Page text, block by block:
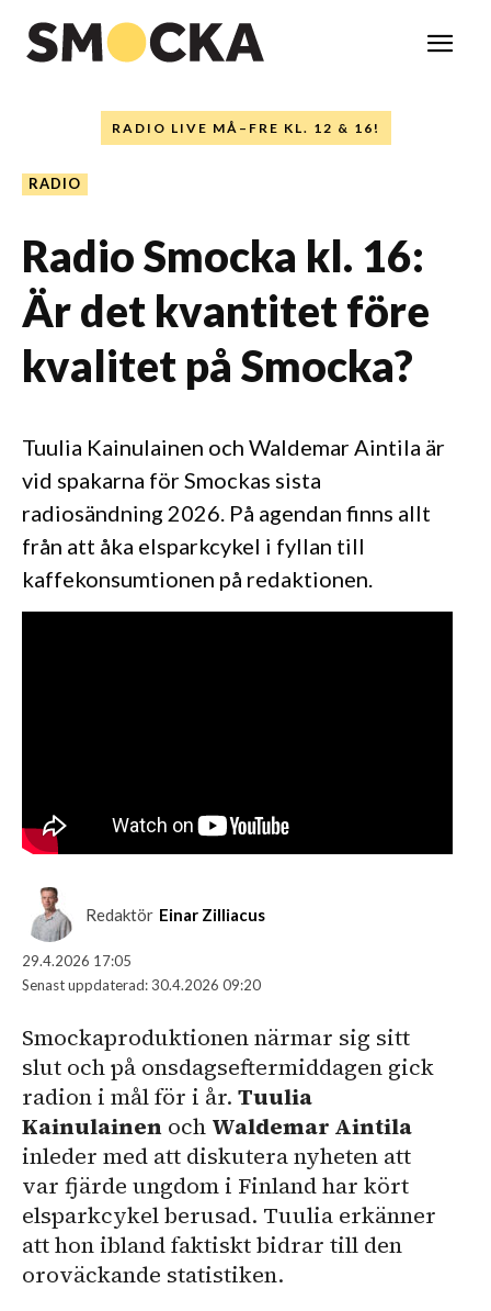
RADIO LIVE MÅ–FRE KL. 12 & 16!
RADIO
Radio Smocka kl. 16:
Är det kvantitet före
kvalitet på Smocka?
Tuulia Kainulainen och Waldemar Aintila är
vid spakarna för Smockas sista
radiosändning 2026. På agendan finns allt
från att åka elsparkcykel i fyllan till
kaffekonsumtionen på redaktionen.
Redaktör Einar Zilliacus
29.4.2026 17:05
Senast uppdaterad:30.4.2026 09:20
Smockaproduktionen närmar sig sitt
slut och på onsdagseftermiddagen gick
radion i mål för i år. Tuulia
Kainulainen och Waldemar Aintila
inleder med att diskutera nyheten att
var fjärde ungdom i Finland har kört
elsparkcykel berusad. Tuulia erkänner
att hon ibland faktiskt bidrar till den
oroväckande statistiken.